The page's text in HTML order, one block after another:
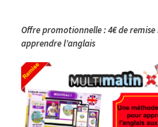
Offre promotionnelle : 4€ de
apprendre l’anglais